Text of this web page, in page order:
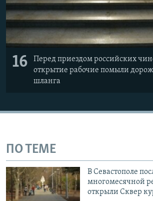
16
Перед приездом российских
открытие рабочие помыли
шланга
ПО ТЕМЕ
В Севастополе
многомесячной
открыли Сквер